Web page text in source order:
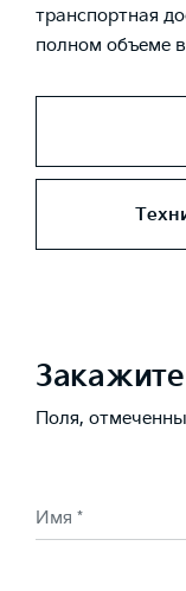
транспортная
полном объеме
Поля,
Имя *